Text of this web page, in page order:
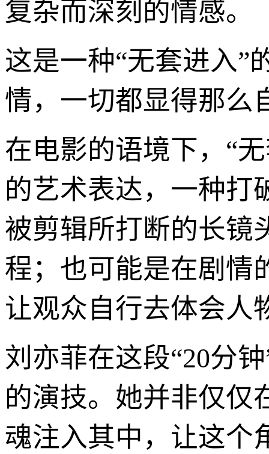
复杂而深刻的情感。
这是一种“无套进入”
情，一切都显得那么
在电影的语境下，“
的艺术表达，一种打
被剪辑所打断的长镜
程；也可能是在剧情
让观众自行去体会人
刘亦菲在这段“20分
的演技。她并非仅仅
魂注入其中，让这个